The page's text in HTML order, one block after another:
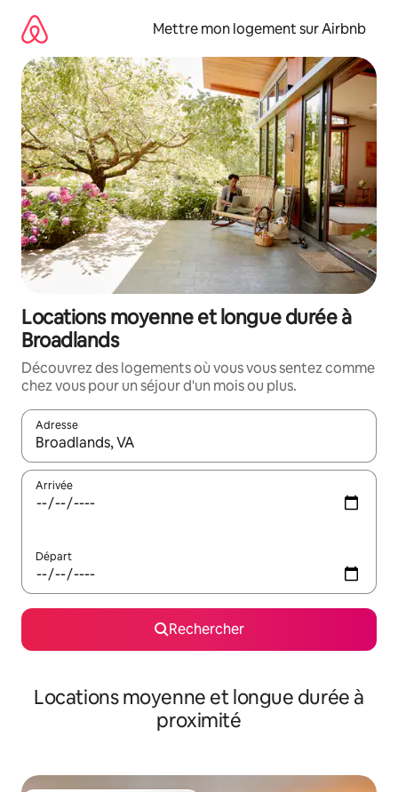
directement
contenu
Mettre mon logement sur Airbnb
Locations moyenne et longue durée à
Broadlands
Découvrez des logements où vous vous sentez comme
chez vous pour un séjour d'un mois ou plus.
Adresse
Lorsque les résultats s'affichent, utilisez les flèches vers le
Arrivée
Départ
Rechercher
Locations moyenne et longue durée à
proximité